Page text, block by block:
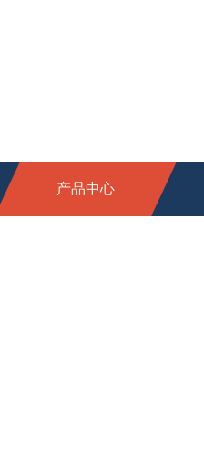
产品中心